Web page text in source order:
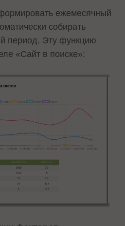
ежемесячный
собирать
период. Эту функцию
«Сайт в поиске»: